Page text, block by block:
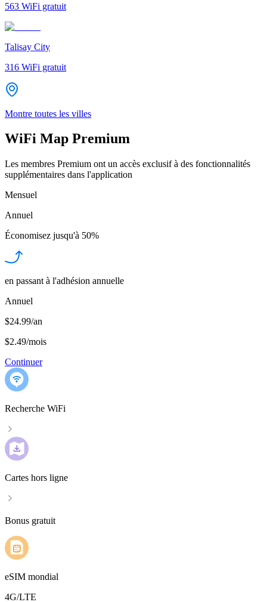
563 WiFi gratuit
Talisay City
316 WiFi gratuit
Montre toutes les villes
WiFi Map Premium
Les membres Premium ont un accès exclusif à des fonctionnalités
supplémentaires dans l'application
Mensuel
Annuel
Économisez jusqu'à 50%
en passant à l'adhésion annuelle
Annuel
$24.99/an
$2.49/mois
Continuer
Recherche WiFi
Cartes hors ligne
Bonus gratuit
eSIM mondial
4G/LTE